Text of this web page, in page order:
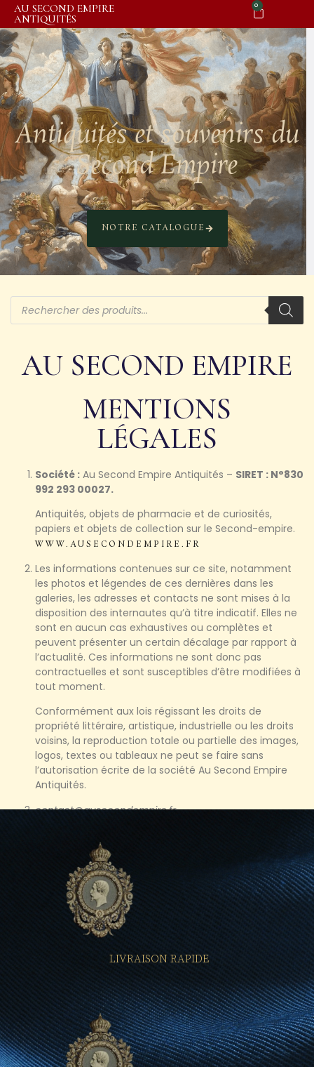
AU SECOND EMPIRE
ANTIQUITÉS
0
Antiquités et souvenirs du
Second Empire
NOTRE CATALOGUE
AU SECOND EMPIRE
MENTIONS
LÉGALES
Société : Au Second Empire Antiquités – SIRET : N°830
992 293 00027.
Antiquités, objets de pharmacie et de curiosités,
papiers et objets de collection sur le Second-empire.
WWW.AUSECONDEMPIRE.FR
Les informations contenues sur ce site, notamment
les photos et légendes de ces dernières dans les
galeries, les adresses et contacts ne sont mises à la
disposition des internautes qu’à titre indicatif. Elles ne
sont en aucun cas exhaustives ou complètes et
peuvent présenter un certain décalage par rapport à
l’actualité. Ces informations ne sont donc pas
contractuelles et sont susceptibles d’être modifiées à
tout moment.
Conformément aux lois régissant les droits de
propriété littéraire, artistique, industrielle ou les droits
voisins, la reproduction totale ou partielle des images,
logos, textes ou tableaux ne peut se faire sans
l’autorisation écrite de la société Au Second Empire
Antiquités.
contact@ausecondempire.fr
LIVRAISON RAPIDE